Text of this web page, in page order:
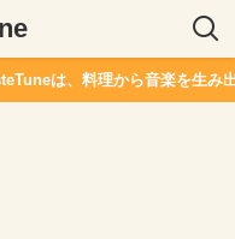
は、料理から音楽を生み出